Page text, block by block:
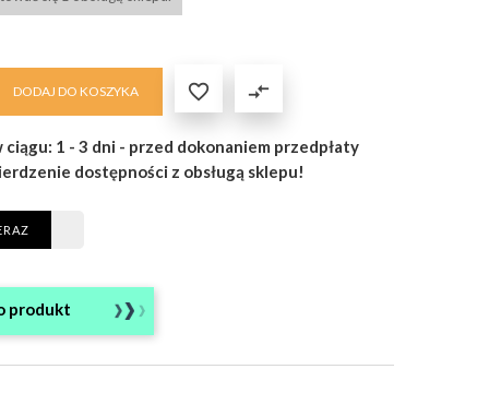
DODAJ DO KOSZYKA  compare_arrows
ciągu: 1 - 3 dni - przed dokonaniem przedpłaty
dostępności z obsługą sklepu!
produkt